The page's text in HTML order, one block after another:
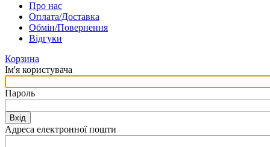
Про нас
Оплата/Доставка
Обмін/Повернення
Відгуки
Корзина
Ім'я користувача
Пароль
Вхід
Адреса електронної пошти